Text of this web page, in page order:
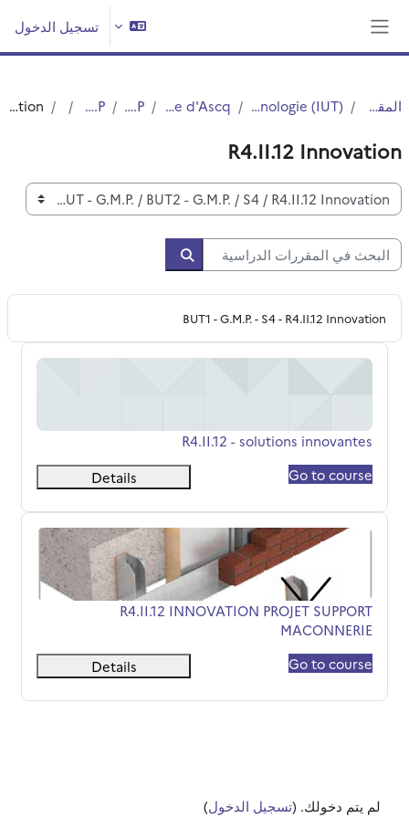
تسجيل الدخول
المقررات الدراسية Institut Universitaire de Technologie (IUT)
IUT - Site de Villeneuve d'Ascq
IUT - G.M.P.
BUT2 - G.M.P.
S4
R4.II.12 Innovation
R4.II.12 Innovation
تصنيفات المقررات
البحث في المقررات الدراسية
البحث في المقررات الدراسية
BUT1 - G.M.P. - S4 - R4.II.12 Innovation
R4.II.12 - solutions innovantes
اسم المقرر
R4.II.12 - solutions innovantes
Go to course
Details
R4.II.12 INNOVATION PROJET SUPPORT MACONNERIE
اسم المقرر
R4.II.12 INNOVATION PROJET SUPPORT
MACONNERIE
Go to course
Details
لم يتم دخولك. (تسجيل الدخول)